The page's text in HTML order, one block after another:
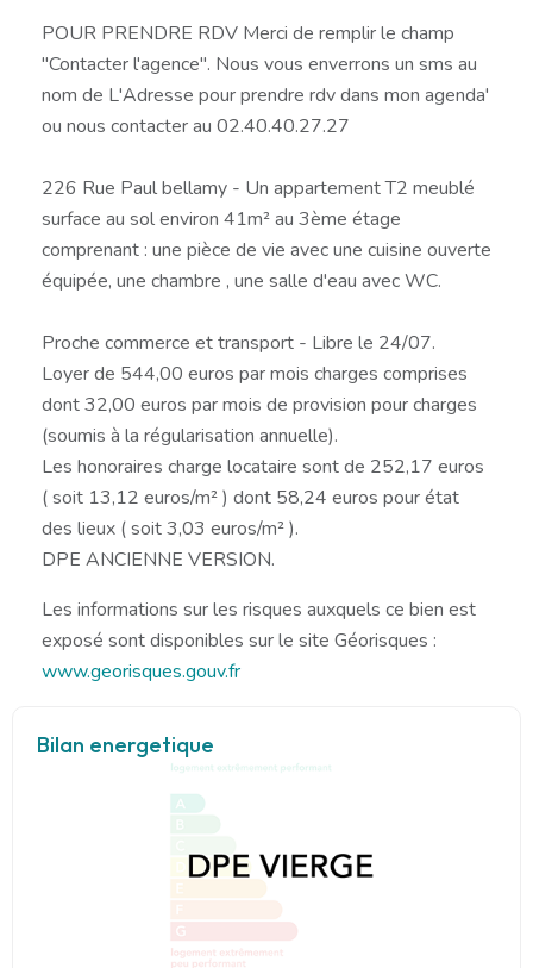
POUR PRENDRE RDV Merci de remplir le champ
"Contacter l'agence". Nous vous enverrons un sms au
nom de L'Adresse pour prendre rdv dans mon agenda'
ou nous contacter au 02.40.40.27.27
226 Rue Paul bellamy - Un appartement T2 meublé
surface au sol environ 41m² au 3ème étage
comprenant : une pièce de vie avec une cuisine ouverte
équipée, une chambre , une salle d'eau avec WC.
Proche commerce et transport - Libre le 24/07.
Loyer de 544,00 euros par mois charges comprises
dont 32,00 euros par mois de provision pour charges
(soumis à la régularisation annuelle).
Les honoraires charge locataire sont de 252,17 euros
( soit 13,12 euros/m² ) dont 58,24 euros pour état
des lieux ( soit 3,03 euros/m² ).
DPE ANCIENNE VERSION.
Les informations sur les risques auxquels ce bien est
exposé sont disponibles sur le site Géorisques :
www.georisques.gouv.fr
Bilan energetique